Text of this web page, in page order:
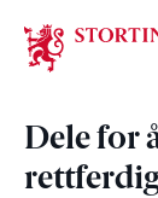
Dele for